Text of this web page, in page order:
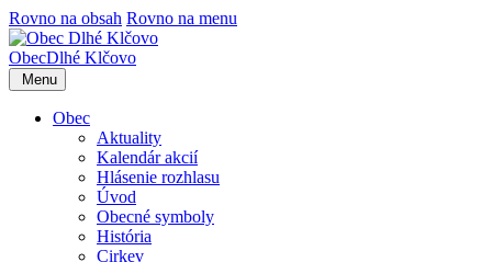
Rovno na obsah Rovno na menu
ObecDlhé Klčovo
Menu
Obec
Aktuality
Kalendár akcií
Hlásenie rozhlasu
Úvod
Obecné symboly
História
Cirkev